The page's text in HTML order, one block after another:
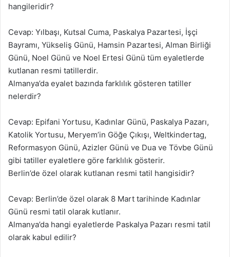
hangileridir?
Cevap: Yılbaşı, Kutsal Cuma, Paskalya Pazartesi, İşçi
Bayramı, Yükseliş Günü, Hamsin Pazartesi, Alman Birliği
Günü, Noel Günü ve Noel Ertesi Günü tüm eyaletlerde
kutlanan resmi tatillerdir.
Almanya’da eyalet bazında farklılık gösteren tatiller
nelerdir?
Cevap: Epifani Yortusu, Kadınlar Günü, Paskalya Pazarı,
Katolik Yortusu, Meryem’in Göğe Çıkışı, Weltkindertag,
Reformasyon Günü, Azizler Günü ve Dua ve Tövbe Günü
gibi tatiller eyaletlere göre farklılık gösterir.
Berlin’de özel olarak kutlanan resmi tatil hangisidir?
Cevap: Berlin’de özel olarak 8 Mart tarihinde Kadınlar
Günü resmi tatil olarak kutlanır.
Almanya’da hangi eyaletlerde Paskalya Pazarı resmi tatil
olarak kabul edilir?